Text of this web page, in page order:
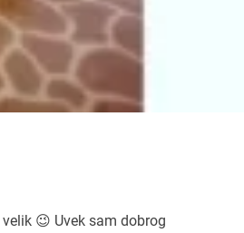
😉 Uvek sam dobrog